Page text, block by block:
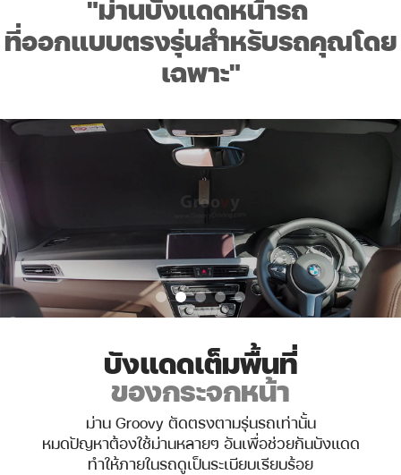
"ม่านบังแดดหน้ารถ
ที่ออกแบบตรงรุ่นสำหรับรถคุณโดย
เฉพาะ"
บังแดดเต็มพื้นที่
ของกระจกหน้า
ม่าน Groovy ตัดตรงตามรุ่นรถเท่านั้น
หมดปัญหาต้องใช้ม่านหลายๆ อันเพื่อช่วยกันบังแดด
ทำให้ภายในรถดูเป็นระเบียบเรียบร้อย